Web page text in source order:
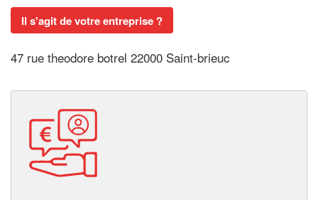
Il s'agit de votre entreprise ?
47 rue theodore botrel 22000 Saint-brieuc